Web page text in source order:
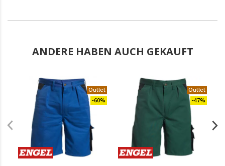
ANDERE HABEN AUCH GEKAUFT
Outlet
-60%
Outlet
-47%